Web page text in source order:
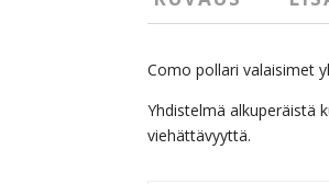
Como pollari valaisimet
Yhdistelmä alkuperäistä
viehättävyyttä.